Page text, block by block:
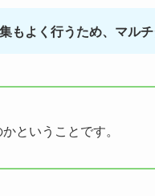
もよく行うため、マルチ
ということです。